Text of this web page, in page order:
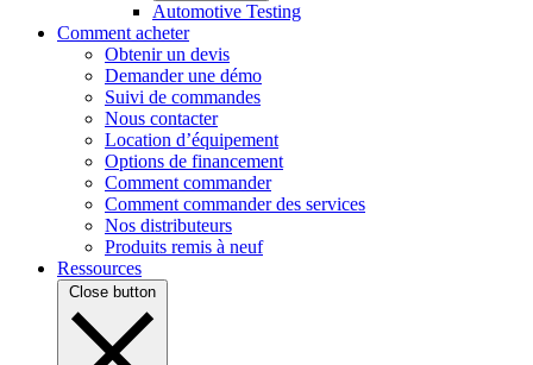
Automotive Testing
Comment acheter
Obtenir un devis
Demander une démo
Suivi de commandes
Nous contacter
Location d’équipement
Options de financement
Comment commander
Comment commander des services
Nos distributeurs
Produits remis à neuf
Ressources
Close button